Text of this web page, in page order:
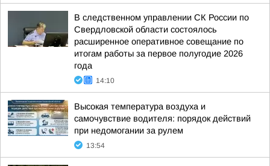
В следственном управлении СК России по
Свердловской области состоялось
расширенное оперативное совещание по
итогам работы за первое полугодие 2026
года
14:10
Высокая температура воздуха и
самочувствие водителя: порядок действий
при недомогании за рулем
13:54